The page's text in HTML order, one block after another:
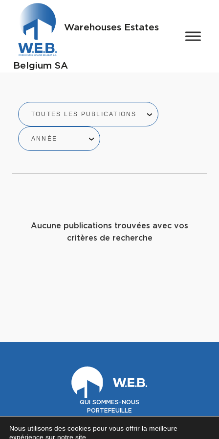
Warehouses Estates
Belgium SA
TOUTES LES PUBLICATIONS
ANNÉE
Aucune publications trouvées avec vos
critères de recherche
QUI SOMMES-NOUS
PORTEFEUILLE
INVESTISSEURS
Nous utilisons des cookies pour vous offrir la meilleure
expérience sur notre site.